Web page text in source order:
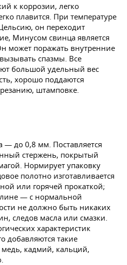
к коррозии, легко
плавится. При температуре
он переходит
Минусом свинца является
может поражать внутренние
спазмы. Все
большой удельный вес
хорошо поддаются
штамповке.
— до 0,8 мм. Поставляется
стержень, покрытый
Нормирует упаковку
полотно изготавливается
или горячей прокаткой;
— с нормальной
не должно быть никаких
следов масла или смазки.
характеристик
добавляются такие
кадмий, кальций,